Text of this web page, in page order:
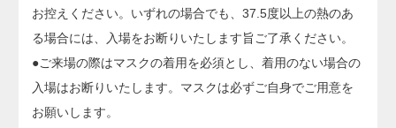
お控えください。いずれの場合でも、37.5度以上の熱のあ
る場合には、入場をお断りいたします旨ご了承ください。
●ご来場の際はマスクの着用を必須とし、着用のない場合の
入場はお断りいたします。マスクは必ずご自身でご用意を
お願いします。